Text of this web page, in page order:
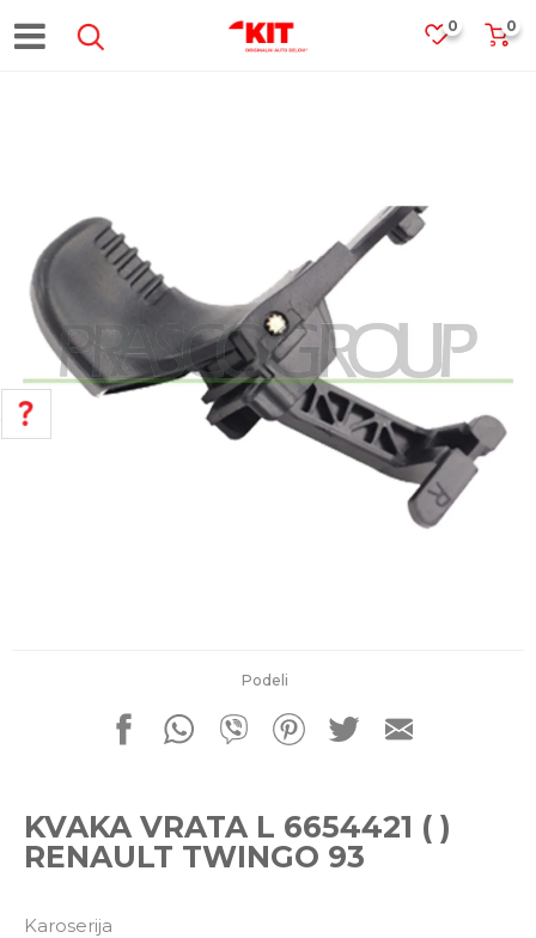
0
0
Podeli
KVAKA VRATA L 6654421 ( )
RENAULT TWINGO 93
Karoserija
Pišite nam
office@kitcommerce.rs